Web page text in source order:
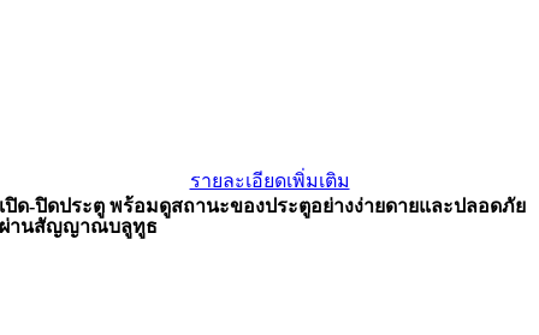
รายละเอียดเพิ่มเติม
เปิด-ปิดประตู พร้อมดูสถานะของประตูอย่างง่ายดายและปลอดภัย
ผ่านสัญญาณบลูทูธ